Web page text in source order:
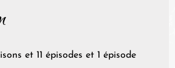
et 11 épisodes et 1 épisode